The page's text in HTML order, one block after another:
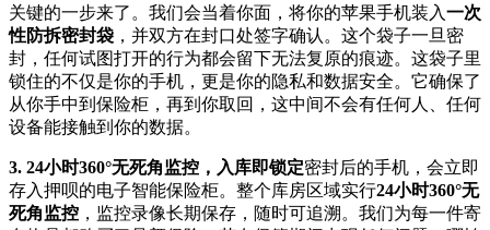
关键的一步来了。我们会当着你面，将你的苹果手机装入一次
性防拆密封袋 ，并双方在封口处签字确认。这个袋子一旦密
封，任何试图打开的行为都会留下无法复原的痕迹。这袋子里
锁住的不仅是你的手机，更是你的隐私和数据安全。它确保了
从你手中到保险柜，再到你取回，这中间不会有任何人、任何
设备能接触到你的数据。
3. 24小时360°无死角监控，入库即锁定密封后的手机，会立即
存入押呗的电子智能保险柜。整个库房区域实行24小时360°无
死角监控 ，监控录像长期保存，随时可追溯。我们为每一件寄